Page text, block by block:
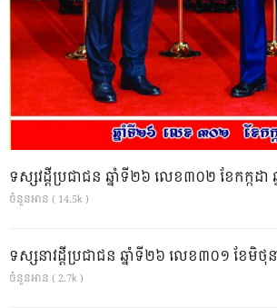
ទស្សវដ្តីប្រជាជន ឆ្នាំទី២៦ លេខ៣០២ ខែកក្កដា
ចំនួនអាន ( 14.5k )
ទស្សនាវដ្ដីប្រជាជន ឆ្នាំទី២៦ លេខ៣០១ ខែមិថុ
ចំនួនអាន ( 2.7k )